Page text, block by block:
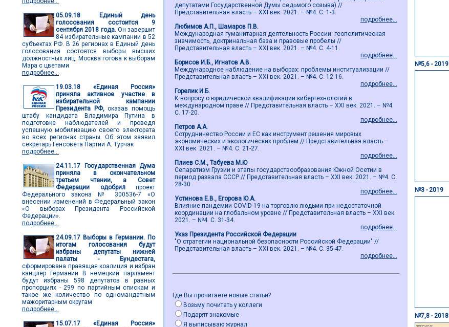
05.09.18
Единый день
голосования состоится 9
сентября 2018 года.Он завершит
84 избирательные кампании в 52
субъектах РФ. В 26 регионах в Единый день
голосования состоятся выборы высших
должностных лиц. Москва готова к выборам
Мэра с цветами
подробнее...
19.03.18
«Единая Россия»
приняла активное участие в
избирательной кампании
Президента РФ,оказав помощь
штабу кандидата Владимира Путина в
подготовке наблюдателей и проведя
успешную мобилизацию своего электората
во всех регионах страны. Об этом заявил
секретарь Генсовета Партии А. Турчак
подробнее...
24.11.17
Государственная Дума
приняла в окончательном
третьем чтении, а Совет
Федерации одобрил проект
Федерального закона № 300536-7 «О
внесении изменений в Федеральный закон
«О выборах Президента Российской
Федерации».
подробнее...
24.09.17 Выборы в Германии. По
итогам голосования будут
избраны депутаты нижней
палаты - Бундестага,
сформирована правящая коалиция и избран
канцлер Германии В немецкий парламент
будут избраны 598 депутатов в равных
пропорциях - 299 по партийным спискам и
такое же количество по одномандатным
мажоритарным округам
подробнее...
15.07.17
«Единая Россия»
депутатами Государственной Думы седьмого созыва) //
Представительная власть – ХХI век. 2021. – №4. С. 1-3.
подробнее...
Любимов А.П., Шамаров П.В.
Международная гуманитарная деятельность России: геополитическая
значимость, доктринальная база и правовые пробелы //
Представительная власть – ХХI век. 2021. – №4. С. 4-11.
подробнее...
Борисов И.Б., Игнатов А.В.
Международное наблюдение на выборах: проблемы институализации //
Представительная власть – ХХI век. 2021. – №4. С. 12-16.
подробнее...
Горелик И.Б.
К вопросу о юридической квалификации кибертехнологий в
международном праве // Представительная власть – ХХI век. 2021. – №4.
С. 17-20.
подробнее...
Петров А.А.
Сотрудничество России и ЕС как инструмент решения мировых
экономических и экологических проблем // Представительная власть –
ХХI век. 2021. – №4. С. 21-27.
подробнее...
Плиев С.М., Табуева М.Ю
Сепаратизм Грузии и этапы государствообразования Южной Осетии в
период развала СССР // Представительная власть – ХХI век. 2021. – №4. С.
28-30.
подробнее...
Устинова Е.В., Егорова Ю.А.
Влияние пандемии COVID-19 на торговлю людьми при недостаточной
координации на глобальном уровне // Представительная власть – ХХI век.
2021. – №4. С. 31-34.
подробнее...
Указ Президента Российской Федерации
"О стратегии национальной безопасности Российской Федерации" //
Представительная власть – ХХI век. 2021. – №4. С. 35-47.
подробнее...
Где Вы прочитаете новые статьи?
Возьму почитать у коллеги
Подарят знакомые
Я выписываю журнал
№5,6 - 2019
№3 - 2019
№7,8 - 2018